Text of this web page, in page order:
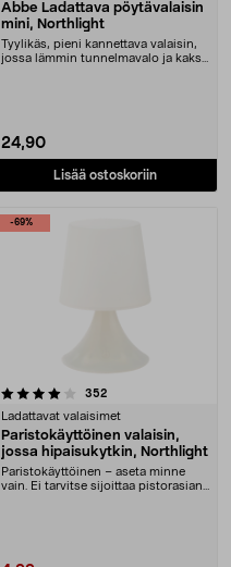
Abbe Ladattava pöytävalaisin
mini, Northlight
Tyylikäs, pieni kannettava valaisin,
jossa lämmin tunnelmavalo ja kaksi
24,90
Lisää ostoskoriin
-69%
352arvostelut
Ladattavat valaisimet
Paristokäyttöinen valaisin,
jossa hipaisukytkin, Northlight
Paristokäyttöinen – aseta minne
vain. Ei tarvitse sijoittaa pistorasian